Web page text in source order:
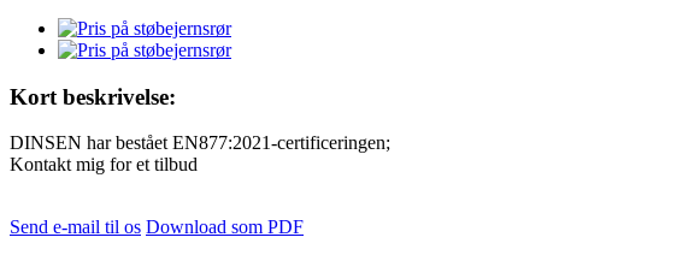
Kort beskrivelse:
DINSEN har bestået EN877:2021-certificeringen;
Kontakt mig for et tilbud
Send e-mail til os Download som PDF